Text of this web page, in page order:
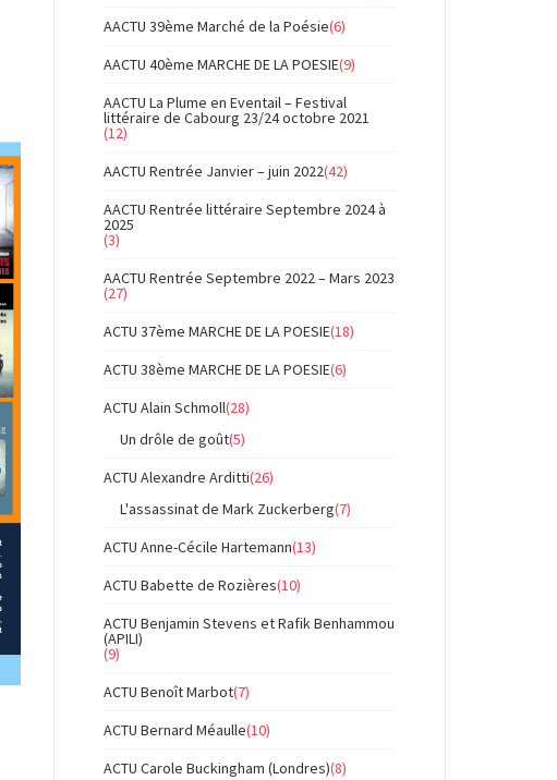
AACTU 39ème Marché de la Poésie(6)
AACTU 40ème MARCHE DE LA POESIE(9)
AACTU La Plume en Eventail – Festival
littéraire de Cabourg 23/24 octobre 2021
(12)
AACTU Rentrée Janvier – juin 2022(42)
AACTU Rentrée littéraire Septembre 2024 à
2025
(3)
AACTU Rentrée Septembre 2022 – Mars 2023
(27)
ACTU 37ème MARCHE DE LA POESIE(18)
ACTU 38ème MARCHE DE LA POESIE(6)
ACTU Alain Schmoll(28)
Un drôle de goût(5)
ACTU Alexandre Arditti(26)
L'assassinat de Mark Zuckerberg(7)
ACTU Anne-Cécile Hartemann(13)
ACTU Babette de Rozières(10)
ACTU Benjamin Stevens et Rafik Benhammou
(APILI)
(9)
ACTU Benoît Marbot(7)
ACTU Bernard Méaulle(10)
ACTU Carole Buckingham (Londres)(8)